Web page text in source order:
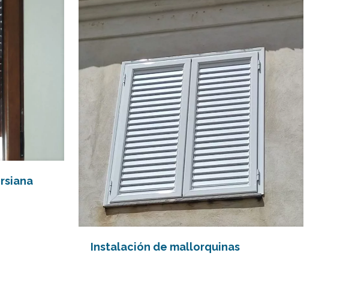
Instalación de mallorquinas